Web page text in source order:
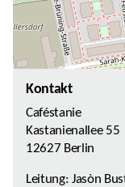
Kontakt
Caféstanie
Kastanienallee 55
12627 Berlin
Leitung: Jasòn